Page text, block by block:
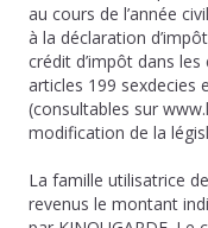
au cours de l’année
à la déclaration
crédit d’impôt dans
articles 199 sexdecies
(consultables sur
modification de la
La famille utilisatrice
revenus le montant